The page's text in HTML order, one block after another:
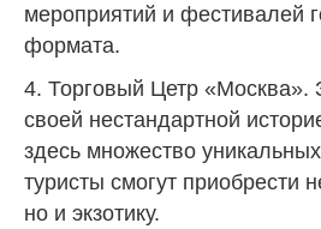
мероприятий и фестивалей
формата.
4. Торговый Цетр «Москва».
своей нестандартной
здесь множество
туристы смогут приобрести
но и экзотику.